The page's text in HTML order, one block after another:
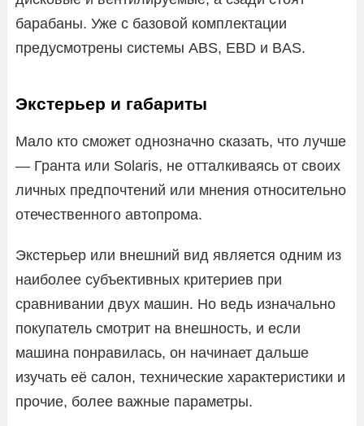
барабаны. Уже с базовой комплектации
предусмотрены системы ABS, EBD и BAS.
Экстерьер и габариты
Мало кто сможет однозначно сказать, что лучше
— Гранта или Solaris, не отталкиваясь от своих
личных предпочтений или мнения относительно
отечественного автопрома.
Экстерьер или внешний вид является одним из
наиболее субъективных критериев при
сравнивании двух машин. Но ведь изначально
покупатель смотрит на внешность, и если
машина понравилась, он начинает дальше
изучать её салон, технические характеристики и
прочие, более важные параметры.